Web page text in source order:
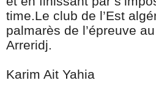
time.Le club de l’Est
palmarès de l’épreuve
Arreridj.
Karim Ait Yahia